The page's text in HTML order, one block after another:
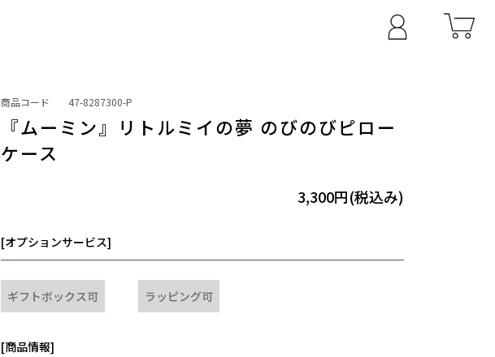
商品コード 47-8287300-P
『ムーミン』リトルミイの夢 のびのびピロー
ケース
3,300円(税込み)
[オプションサービス]
ギフトボックス可 ラッピング可
[商品情報]